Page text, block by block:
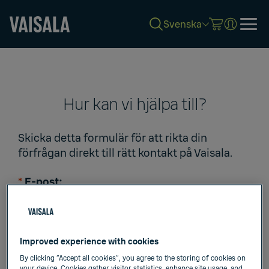
Svenska
Hur kan vi hjälpa till?
Skicka detta formulär för att rikta din
förfrågan direkt till rätt kontakt på Vaisala.
*E-post:
*Efternamn:
Improved experience with cookies
By clicking “Accept all cookies”, you agree to the storing of cookies on